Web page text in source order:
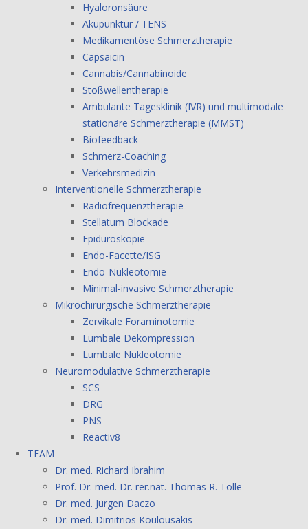
Hyaloronsäure
Akupunktur / TENS
Medikamentöse Schmerztherapie
Capsaicin
Cannabis/Cannabinoide
Stoßwellentherapie
Ambulante Tagesklinik (IVR) und multimodale
stationäre Schmerztherapie (MMST)
Biofeedback
Schmerz-Coaching
Verkehrsmedizin
Interventionelle Schmerztherapie
Radiofrequenztherapie
Stellatum Blockade
Epiduroskopie
Endo-Facette/ISG
Endo-Nukleotomie
Minimal-invasive Schmerztherapie
Mikrochirurgische Schmerztherapie
Zervikale Foraminotomie
Lumbale Dekompression
Lumbale Nukleotomie
Neuromodulative Schmerztherapie
SCS
DRG
PNS
Reactiv8
TEAM
Dr. med. Richard Ibrahim
Prof. Dr. med. Dr. rer.nat. Thomas R. Tölle
Dr. med. Jürgen Daczo
Dr. med. Dimitrios Koulousakis